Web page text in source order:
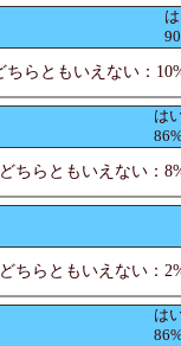
ちらともいえない：
は
どちらともいえない：
どちらともいえない：
は